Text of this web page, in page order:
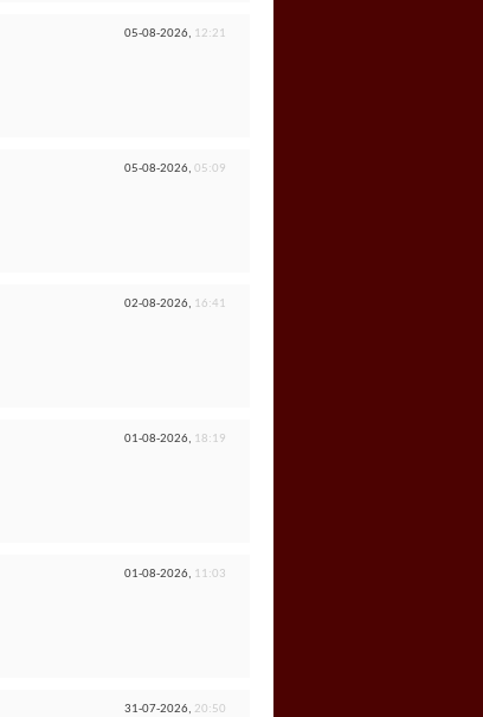
05-08-2026, 12:21
05-08-2026, 05:09
02-08-2026, 16:41
01-08-2026, 18:19
01-08-2026, 11:03
31-07-2026, 20:50